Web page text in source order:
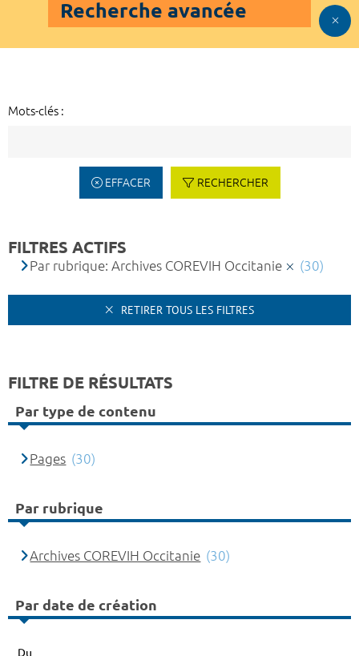
Recherche avancée
Mots-clés :
EFFACER RECHERCHER
FILTRES ACTIFS
Par rubrique: Archives COREVIH Occitanie (30)
RETIRER TOUS LES FILTRES
FILTRE DE RÉSULTATS
Par type de contenu
Pages (30)
Par rubrique
Archives COREVIH Occitanie (30)
Par date de création
Du